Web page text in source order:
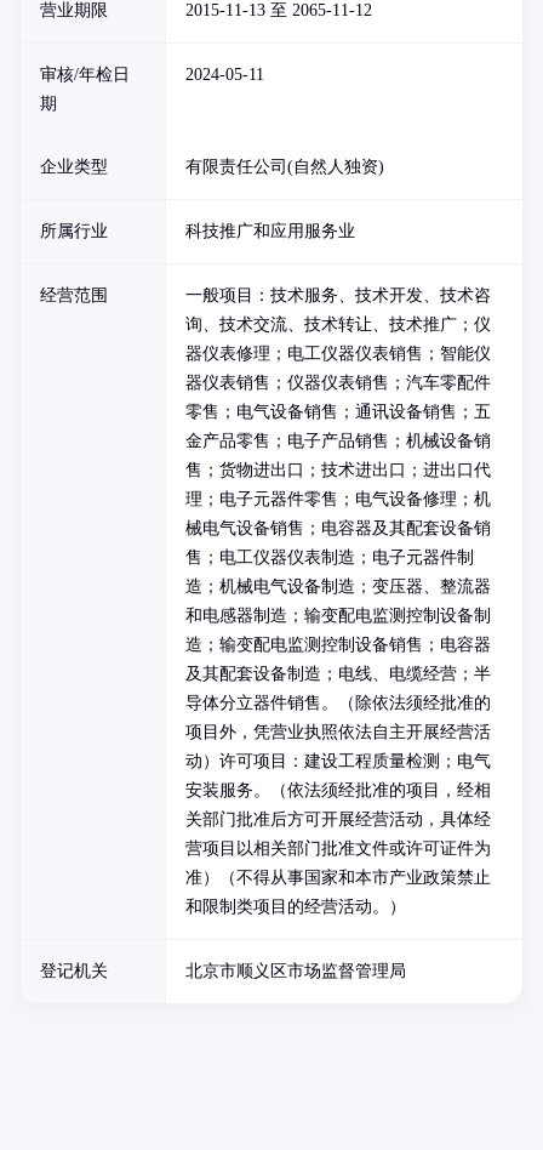
营业期限 2015-11-13 至 2065-11-12
审核/年检日
期
2024-05-11
企业类型 有限责任公司(自然人独资)
所属行业 科技推广和应用服务业
经营范围
一般项目：技术服务、技术开发、技术咨
询、技术交流、技术转让、技术推广；仪
器仪表修理；电工仪器仪表销售；智能仪
器仪表销售；仪器仪表销售；汽车零配件
零售；电气设备销售；通讯设备销售；五
金产品零售；电子产品销售；机械设备销
售；货物进出口；技术进出口；进出口代
理；电子元器件零售；电气设备修理；机
械电气设备销售；电容器及其配套设备销
售；电工仪器仪表制造；电子元器件制
造；机械电气设备制造；变压器、整流器
和电感器制造；输变配电监测控制设备制
造；输变配电监测控制设备销售；电容器
及其配套设备制造；电线、电缆经营；半
导体分立器件销售。（除依法须经批准的
项目外，凭营业执照依法自主开展经营活
动）许可项目：建设工程质量检测；电气
安装服务。（依法须经批准的项目，经相
关部门批准后方可开展经营活动，具体经
营项目以相关部门批准文件或许可证件为
准）（不得从事国家和本市产业政策禁止
和限制类项目的经营活动。）
登记机关 北京市顺义区市场监督管理局